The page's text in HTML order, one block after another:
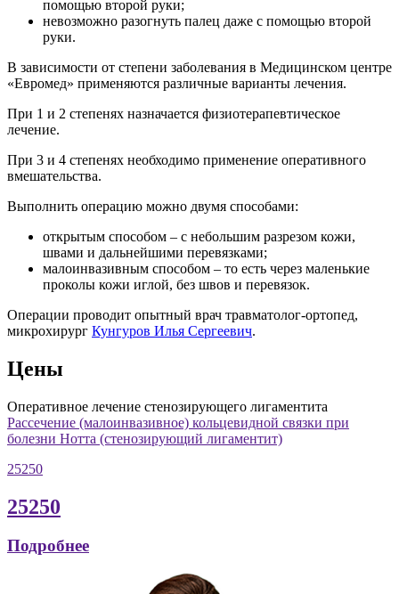
помощью второй руки;
невозможно разогнуть палец даже с помощью второй
руки.
В зависимости от степени заболевания в Медицинском центре
«Евромед» применяются различные варианты лечения.
При 1 и 2 степенях назначается физиотерапевтическое
лечение.
При 3 и 4 степенях необходимо применение оперативного
вмешательства.
Выполнить операцию можно двумя способами:
открытым способом – с небольшим разрезом кожи,
швами и дальнейшими перевязками;
малоинвазивным способом – то есть через маленькие
проколы кожи иглой, без швов и перевязок.
Операции проводит опытный врач травматолог-ортопед,
микрохирург Кунгуров Илья Сергеевич.
Цены
Оперативное лечение стенозирующего лигаментита
Рассечение (малоинвазивное) кольцевидной связки при
болезни Нотта (стенозирующий лигаментит)
25250
25250
Подробнее